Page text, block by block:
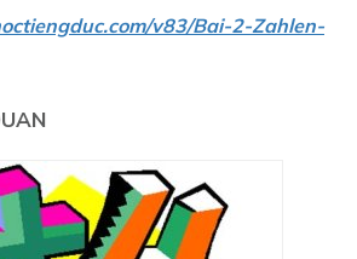
v83/Bai-2-Zahlen-